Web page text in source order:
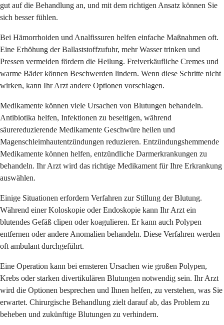
gut auf die Behandlung an, und mit dem richtigen Ansatz können Sie
sich besser fühlen.
Bei Hämorrhoiden und Analfissuren helfen einfache Maßnahmen oft.
Eine Erhöhung der Ballaststoffzufuhr, mehr Wasser trinken und
Pressen vermeiden fördern die Heilung. Freiverkäufliche Cremes und
warme Bäder können Beschwerden lindern. Wenn diese Schritte nicht
wirken, kann Ihr Arzt andere Optionen vorschlagen.
Medikamente können viele Ursachen von Blutungen behandeln.
Antibiotika helfen, Infektionen zu beseitigen, während
säurereduzierende Medikamente Geschwüre heilen und
Magenschleimhautentzündungen reduzieren. Entzündungshemmende
Medikamente können helfen, entzündliche Darmerkrankungen zu
behandeln. Ihr Arzt wird das richtige Medikament für Ihre Erkrankung
auswählen.
Einige Situationen erfordern Verfahren zur Stillung der Blutung.
Während einer Koloskopie oder Endoskopie kann Ihr Arzt ein
blutendes Gefäß clipen oder koagulieren. Er kann auch Polypen
entfernen oder andere Anomalien behandeln. Diese Verfahren werden
oft ambulant durchgeführt.
Eine Operation kann bei ernsteren Ursachen wie großen Polypen,
Krebs oder starken divertikulären Blutungen notwendig sein. Ihr Arzt
wird die Optionen besprechen und Ihnen helfen, zu verstehen, was Sie
erwartet. Chirurgische Behandlung zielt darauf ab, das Problem zu
beheben und zukünftige Blutungen zu verhindern.